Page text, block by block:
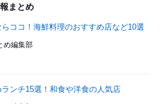
まとめ
ココ！海鮮料理のおすすめ店など10選
め編集部
ンチ15選！和食や洋食の人気店